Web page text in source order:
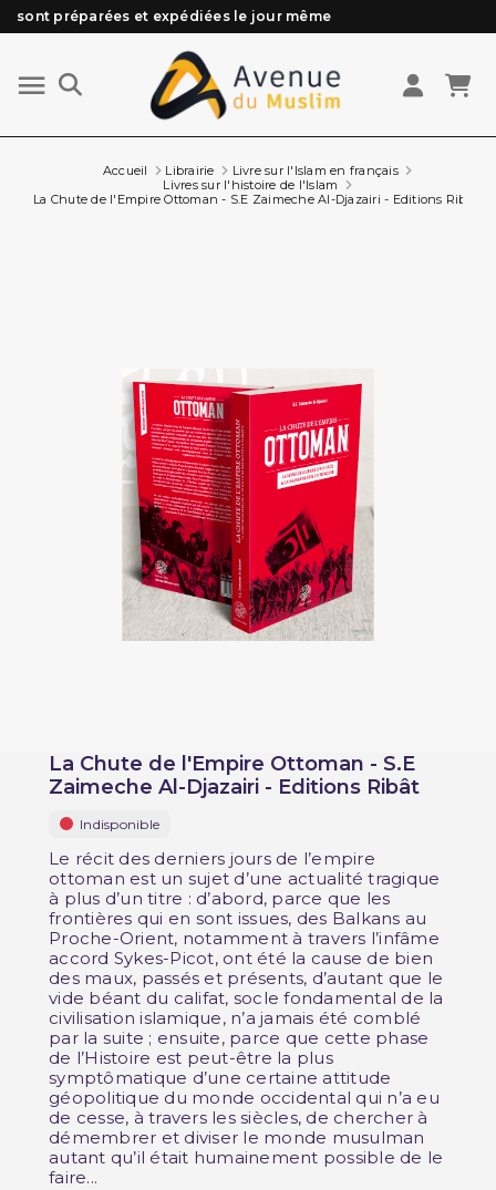
Besoin d'aide ? Retrouvez notre FAQ
Livraison offerte à partir de 89€ d'achat*
Les Commandes passées avant 15h (lun au Vend)
Accueil Librairie
Livre sur l'Islam en français
Livres sur l'histoire de l'Islam
La Chute de l'Empire Ottoman - S.E Zaimeche Al-Djazairi - Editions Ribât
La Chute de l'Empire Ottoman - S.E
Zaimeche Al-Djazairi - Editions Ribât
Indisponible
Le récit des derniers jours de l’empire
ottoman est un sujet d’une actualité tragique
à plus d’un titre : d’abord, parce que les
frontières qui en sont issues, des Balkans au
Proche-Orient, notamment à travers l’infâme
accord Sykes-Picot, ont été la cause de bien
des maux, passés et présents, d’autant que le
vide béant du califat, socle fondamental de la
civilisation islamique, n’a jamais été comblé
par la suite ; ensuite, parce que cette phase
de l’Histoire est peut-être la plus
symptômatique d’une certaine attitude
géopolitique du monde occidental qui n’a eu
de cesse, à travers les siècles, de chercher à
démembrer et diviser le monde musulman
autant qu’il était humainement possible de le
faire...